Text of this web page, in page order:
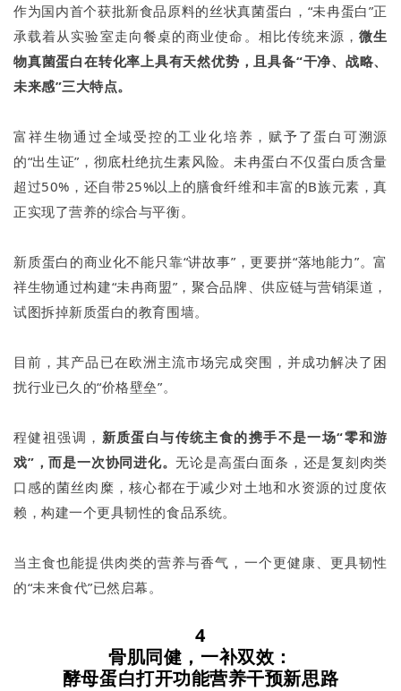
作为国内首个获批新食品原料的丝状真菌蛋白，“未冉蛋白”正
承载着从实验室走向餐桌的商业使命。相比传统来源，微生
物真菌蛋白在转化率上具有天然优势，且具备“干净、战略、
未来感”三大特点。
富祥生物通过全域受控的工业化培养，赋予了蛋白可溯源
的“出生证”，彻底杜绝抗生素风险。未冉蛋白不仅蛋白质含量
超过50%，还自带25%以上的膳食纤维和丰富的B族元素，真
正实现了营养的综合与平衡。
新质蛋白的商业化不能只靠“讲故事”，更要拼“落地能力”。富
祥生物通过构建“未冉商盟”，聚合品牌、供应链与营销渠道，
试图拆掉新质蛋白的教育围墙。
目前，其产品已在欧洲主流市场完成突围，并成功解决了困
扰行业已久的“价格壁垒”。
程健祖强调， 新质蛋白与传统主食的携手不是一场“零和游
戏”，而是一次协同进化。无论是高蛋白面条，还是复刻肉类
口感的菌丝肉糜，核心都在于减少对土地和水资源的过度依
赖，构建一个更具韧性的食品系统。
当主食也能提供肉类的营养与香气，一个更健康、更具韧性
的“未来食代”已然启幕。
4
骨肌同健，一补双效：
酵母蛋白打开功能营养干预新思路